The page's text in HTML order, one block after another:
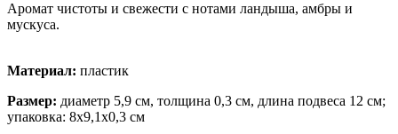
Аромат чистоты и свежести с нотами ландыша, амбры и
мускуса.
Материал: пластик
Размер: диаметр 5,9 см, толщина 0,3 см, длина подвеса 12 см;
упаковка: 8x9,1x0,3 см